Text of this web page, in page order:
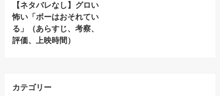
【ネタバレなし】グロい
怖い「ボーはおそれてい
る」（あらすじ、考察、
評価、上映時間）
カテゴリー